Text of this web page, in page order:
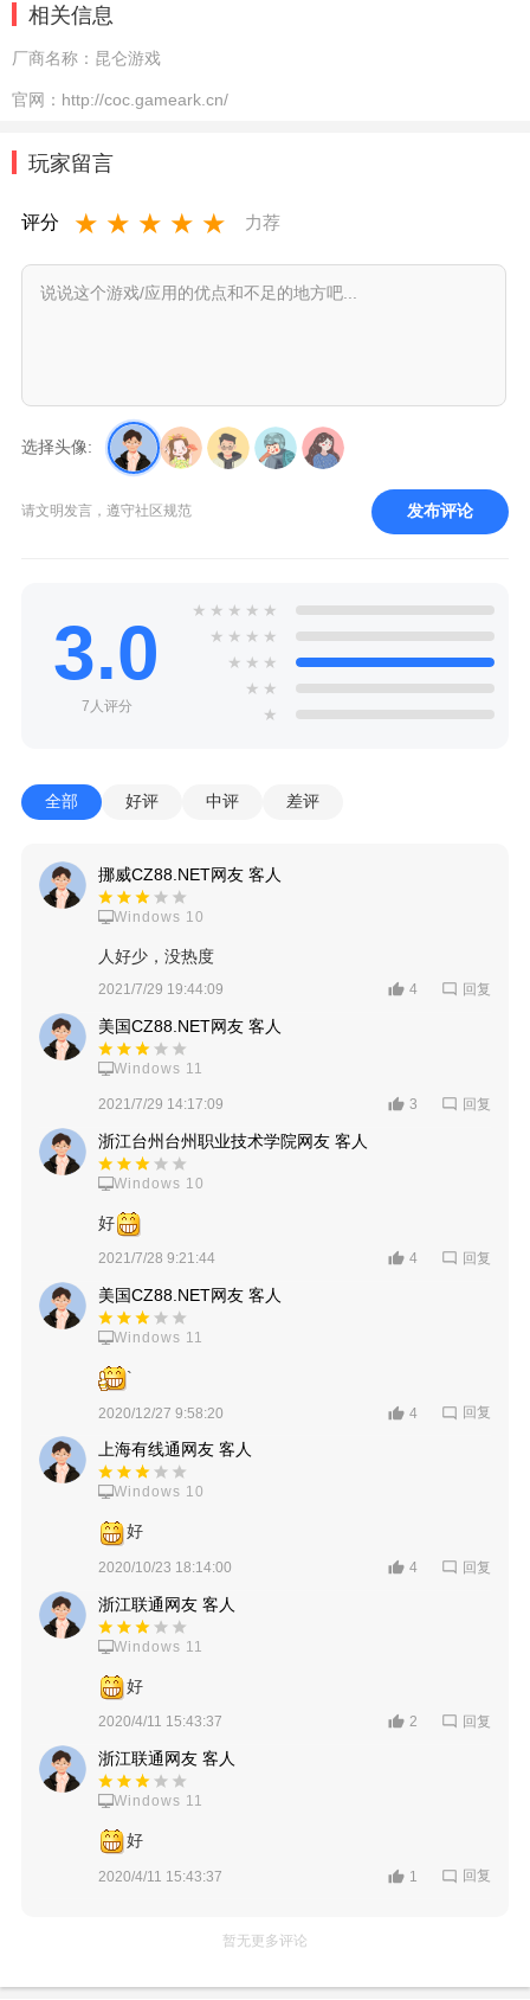
相关信息
厂商名称： 昆仑游戏
官网： http://coc.gameark.cn/
玩家留言
评分 ★ ★ ★ ★ ★ 力荐
选择头像:
请文明发言，遵守社区规范 发布评论
3.0
7人评分
★ ★ ★ ★ ★
★ ★ ★ ★
★ ★ ★
★ ★
★
全部 好评 中评 差评
挪威CZ88.NET网友 客人
Windows 10
人好少，没热度
2021/7/29 19:44:09 4 回复
美国CZ88.NET网友 客人
Windows 11
2021/7/29 14:17:09 3 回复
浙江台州台州职业技术学院网友 客人
Windows 10
好
2021/7/28 9:21:44 4 回复
美国CZ88.NET网友 客人
Windows 11
`
2020/12/27 9:58:20 4 回复
上海有线通网友 客人
Windows 10
好
2020/10/23 18:14:00 4 回复
浙江联通网友 客人
Windows 11
好
2020/4/11 15:43:37 2 回复
浙江联通网友 客人
Windows 11
好
2020/4/11 15:43:37 1 回复
暂无更多评论